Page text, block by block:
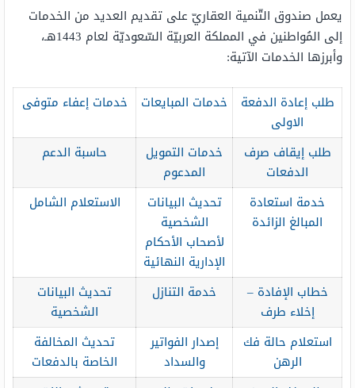
يعمل صندوق التّنمية العقاريّ على تقديم العديد من الخدمات
إلى المُواطنين في المملكة العربيّة السّعوديّة لعام 1443هـ،
وأبرزها الخدمات الآتية:
طلب إعادة الدفعة
الاولى
خدمات المبايعات خدمات إعفاء متوفى
طلب إيقاف صرف
الدفعات
خدمات التمويل
المدعوم
حاسبة الدعم
خدمة استعادة
المبالغ الزائدة
تحديث البيانات
الشخصية
لأصحاب الأحكام
الإدارية النهائية
الاستعلام الشامل
خطاب الإفادة –
إخلاء طرف
خدمة التنازل
تحديث البيانات
الشخصية
استعلام حالة فك
الرهن
إصدار الفواتير
والسداد
تحديث المخالفة
الخاصة بالدفعات